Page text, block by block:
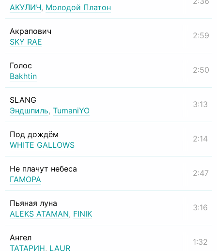
АКУЛИЧ, Молодой Платон
Акрапович
SKY RAE
2:59
Голос
Bakhtin
2:50
SLANG
Эндшпиль, TumaniYO
3:13
Под дождём
WHITE GALLOWS
2:14
Не плачут небеса
ГАМОРА
2:47
Пьяная луна
ALEKS ATAMAN, FINIK
3:16
Ангел
ТАТАРИН, LAUR
1:32